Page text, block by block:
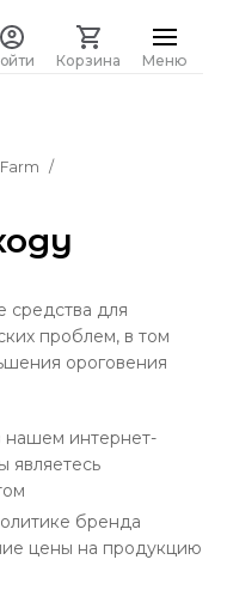
Меню
Корзина
средства для
проблем, в том
ороговения
нашем интернет-
являетесь
бренда
цены на продукцию